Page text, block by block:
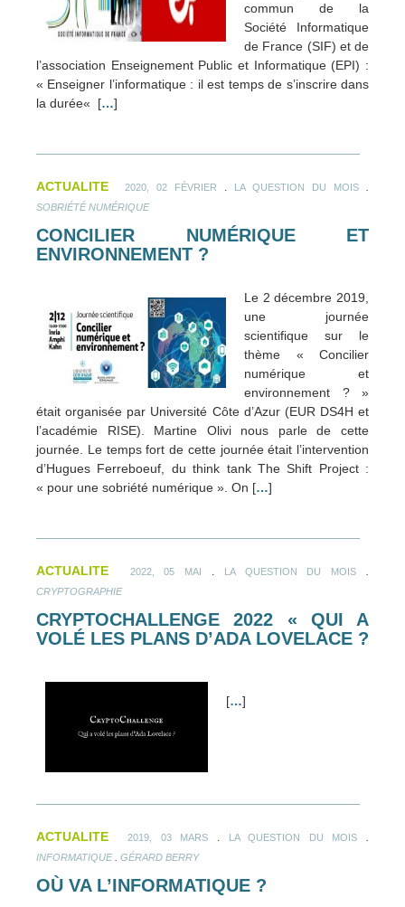
commun de la
Société Informatique
de France (SIF) et de
l’association Enseignement Public et Informatique (EPI) :
« Enseigner l’informatique : il est temps de s’inscrire dans
la durée« […]
ACTUALITE 2020, 02 FÉVRIER LA QUESTION DU MOIS
SOBRIÉTÉ NUMÉRIQUE
CONCILIER NUMÉRIQUE ET
ENVIRONNEMENT ?
Le 2 décembre 2019,
une journée
scientifique sur le
thème « Concilier
numérique et
environnement ? »
était organisée par Université Côte d’Azur (EUR DS4H et
l’académie RISE). Martine Olivi nous parle de cette
journée. Le temps fort de cette journée était l’intervention
d’Hugues Ferreboeuf, du think tank The Shift Project :
« pour une sobriété numérique ». On […]
ACTUALITE 2022, 05 MAI LA QUESTION DU MOIS
CRYPTOGRAPHIE
CRYPTOCHALLENGE 2022 « QUI A
VOLÉ LES PLANS D’ADA LOVELACE ?
[…]
ACTUALITE 2019, 03 MARS LA QUESTION DU MOIS
INFORMATIQUE. GÉRARD BERRY
OÙ VA L’INFORMATIQUE ?